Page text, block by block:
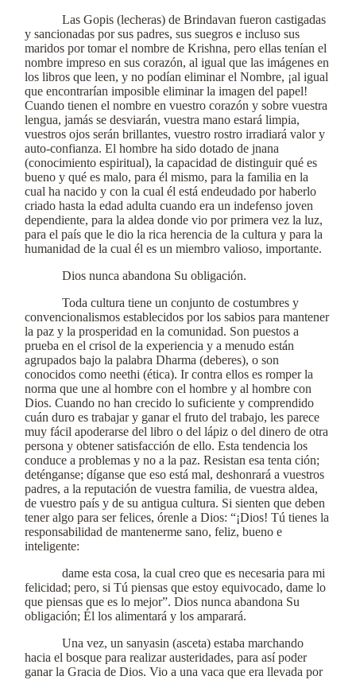
Las Gopis (lecheras) de Brindavan fueron castigadas
y sancionadas por sus padres, sus suegros e incluso sus
maridos por tomar el nombre de Krishna, pero ellas tenían el
nombre impreso en sus corazón, al igual que las imágenes en
los libros que leen, y no podían eliminar el Nombre, ¡al igual
que encontrarían imposible eliminar la imagen del papel!
Cuando tienen el nombre en vuestro corazón y sobre vuestra
lengua, jamás se desviarán, vuestra mano estará limpia,
vuestros ojos serán brillantes, vuestro rostro irradiará valor y
auto-confianza. El hombre ha sido dotado de jnana
(conocimiento espiritual), la capacidad de distinguir qué es
bueno y qué es malo, para él mismo, para la familia en la
cual ha nacido y con la cual él está endeudado por haberlo
criado hasta la edad adulta cuando era un indefenso joven
dependiente, para la aldea donde vio por primera vez la luz,
para el país que le dio la rica herencia de la cultura y para la
humanidad de la cual él es un miembro valioso, importante.
Dios nunca abandona Su obligación.
Toda cultura tiene un conjunto de costumbres y
convencionalismos establecidos por los sabios para mantener
la paz y la prosperidad en la comunidad. Son puestos a
prueba en el crisol de la experiencia y a menudo están
agrupados bajo la palabra Dharma (deberes), o son
conocidos como neethi (ética). Ir contra ellos es romper la
norma que une al hombre con el hombre y al hombre con
Dios. Cuando no han crecido lo suficiente y comprendido
cuán duro es trabajar y ganar el fruto del trabajo, les parece
muy fácil apoderarse del libro o del lápiz o del dinero de otra
persona y obtener satisfacción de ello. Esta tendencia los
conduce a problemas y no a la paz. Resistan esa tenta ción;
deténganse; díganse que eso está mal, deshonrará a vuestros
padres, a la reputación de vuestra familia, de vuestra aldea,
de vuestro país y de su antigua cultura. Si sienten que deben
tener algo para ser felices, órenle a Dios: “¡Dios! Tú tienes la
responsabilidad de mantenerme sano, feliz, bueno e
inteligente:
dame esta cosa, la cual creo que es necesaria para mi
felicidad; pero, si Tú piensas que estoy equivocado, dame lo
que piensas que es lo mejor”. Dios nunca abandona Su
obligación; Él los alimentará y los amparará.
Una vez, un sanyasin (asceta) estaba marchando
hacia el bosque para realizar austeridades, para así poder
ganar la Gracia de Dios. Vio a una vaca que era llevada por